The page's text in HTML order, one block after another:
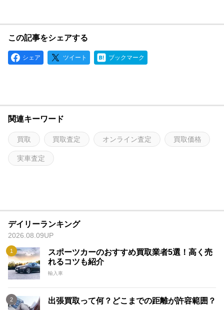
この記事をシェアする
シェア ツイート ブックマーク
関連キーワード
買取 買取査定 オンライン査定 買取価格
実車査定
デイリーランキング
2026.08.09UP
スポーツカーのおすすめ買取業者5選！高く売
れるコツも紹介
輸入車
出張買取って何？どこまでの距離が許容範囲？